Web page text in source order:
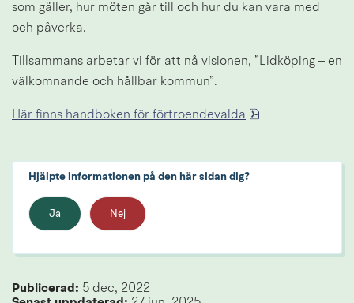
som gäller, hur möten går till och hur du kan vara med
och påverka.
Tillsammans arbetar vi för att nå visionen, ”Lidköping – en
välkomnande och hållbar kommun”.
Här finns handboken för förtroendevalda
Hjälpte informationen på den här sidan dig?
Ja Nej
Publicerad: 5 dec, 2022